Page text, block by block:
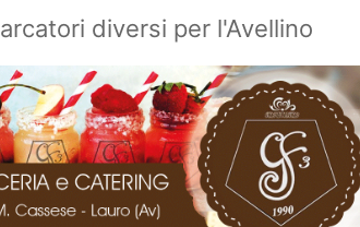
diversi per l'Avellino